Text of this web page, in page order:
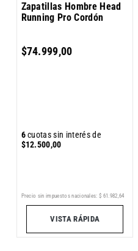
Zapatillas Hombre Head
Running Pro Cordón
$74.999,00
6cuotas sin interés de
$12.500,00
Precio sin impuestos nacionales: $ 61.982,64
VISTA RÁPIDA